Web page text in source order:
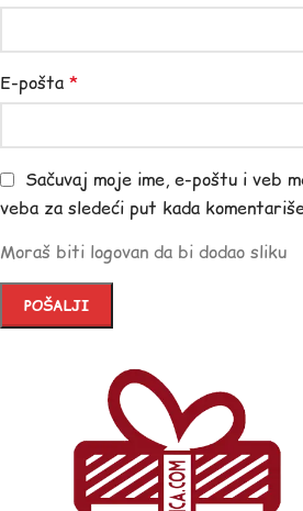
E-pošta *
Sačuvaj moje ime, e-poštu i veb
veba za sledeći put kada
Moraš biti logovan da bi dodao sliku